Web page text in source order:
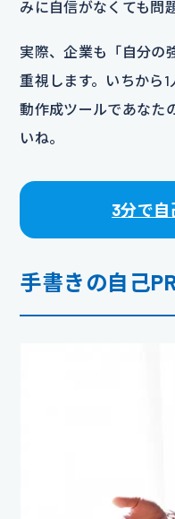
みに自信がなくても問
実際、企業も「自分の
重視します。いちから
動作成ツールであなた
いね。
3分で自
手書きの自己